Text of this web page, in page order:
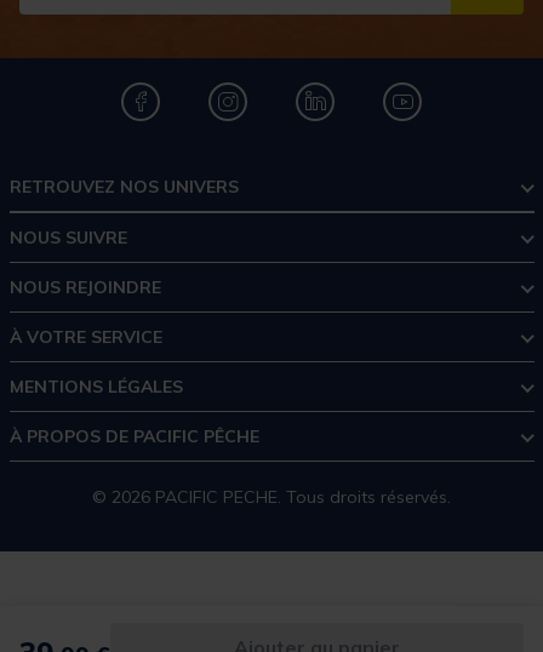
Ajouter au panier
RETROUVEZ NOS UNIVERS
NOUS SUIVRE
NOUS REJOINDRE
À VOTRE SERVICE
MENTIONS LÉGALES
À PROPOS DE PACIFIC PÊCHE
© 2026 PACIFIC PECHE. Tous droits réservés.